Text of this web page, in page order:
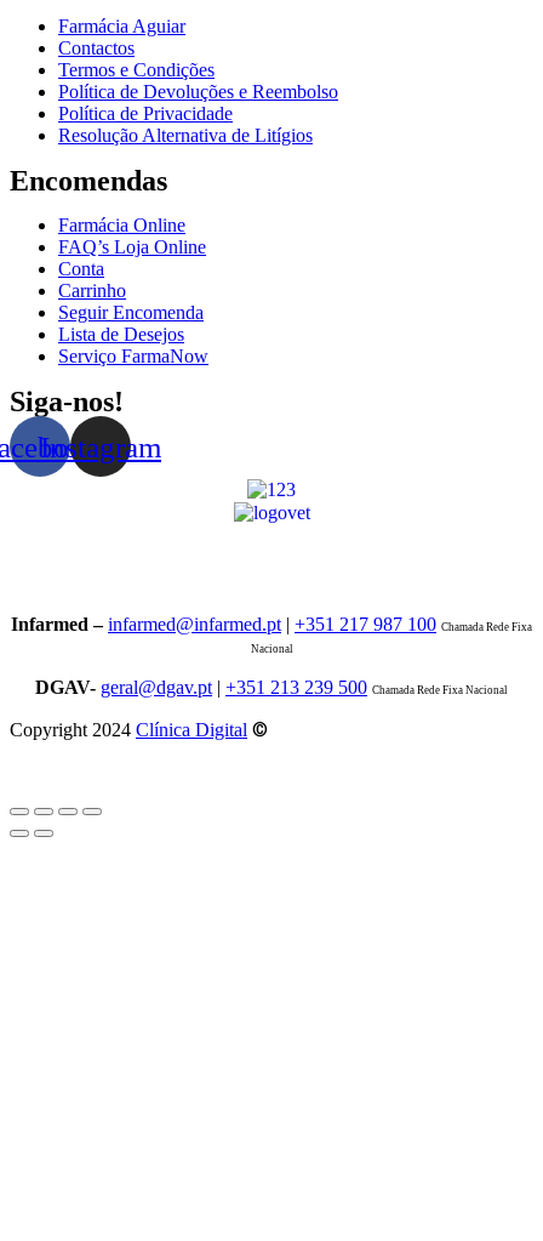
Farmácia Aguiar
Contactos
Termos e Condições
Política de Devoluções e Reembolso
Política de Privacidade
Resolução Alternativa de Litígios
Encomendas
Farmácia Online
FAQ’s Loja Online
Conta
Carrinho
Seguir Encomenda
Lista de Desejos
Serviço FarmaNow
Siga-nos!
Instagram
Infarmed –infarmed@infarmed.pt | +351 217 987 100 Chamada Rede Fixa
Nacional
DGAV- geral@dgav.pt | +351 213 239 500 Chamada Rede Fixa Nacional
Copyright 2024 Clínica Digital ©